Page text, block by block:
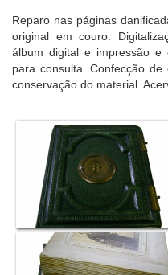
Reparo nas páginas
original em couro.
álbum digital e impressão e
para consulta. Confecção
conservação do material.